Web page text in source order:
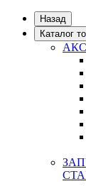
Назад
Каталог